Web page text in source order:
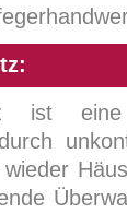
ist